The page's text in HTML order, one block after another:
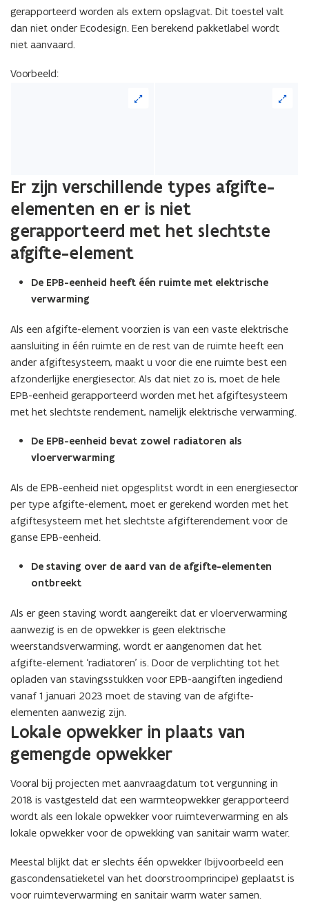
gerapporteerd worden als extern opslagvat. Dit toestel valt
dan niet onder Ecodesign. Een berekend pakketlabel wordt
niet aanvaard.
Voorbeeld:
Er zijn verschillende types afgifte-
elementen en er is niet
gerapporteerd met het slechtste
afgifte-element
De EPB-eenheid heeft één ruimte met elektrische
verwarming
Als een afgifte-element voorzien is van een vaste elektrische
aansluiting in één ruimte en de rest van de ruimte heeft een
ander afgiftesysteem, maakt u voor die ene ruimte best een
afzonderlijke energiesector. Als dat niet zo is, moet de hele
EPB-eenheid gerapporteerd worden met het afgiftesysteem
met het slechtste rendement, namelijk elektrische verwarming.
De EPB-eenheid bevat zowel radiatoren als
vloerverwarming
Als de EPB-eenheid niet opgesplitst wordt in een energiesector
per type afgifte-element, moet er gerekend worden met het
afgiftesysteem met het slechtste afgifterendement voor de
ganse EPB-eenheid.
De staving over de aard van de afgifte-elementen
ontbreekt
Als er geen staving wordt aangereikt dat er vloerverwarming
aanwezig is en de opwekker is geen elektrische
weerstandsverwarming, wordt er aangenomen dat het
afgifte-element ‘radiatoren’ is. Door de verplichting tot het
opladen van stavingsstukken voor EPB-aangiften ingediend
vanaf 1 januari 2023 moet de staving van de afgifte-
elementen aanwezig zijn.
Lokale opwekker in plaats van
gemengde opwekker
Vooral bij projecten met aanvraagdatum tot vergunning in
2018 is vastgesteld dat een warmteopwekker gerapporteerd
wordt als een lokale opwekker voor ruimteverwarming en als
lokale opwekker voor de opwekking van sanitair warm water.
Meestal blijkt dat er slechts één opwekker (bijvoorbeeld een
gascondensatieketel van het doorstroomprincipe) geplaatst is
voor ruimteverwarming en sanitair warm water samen.